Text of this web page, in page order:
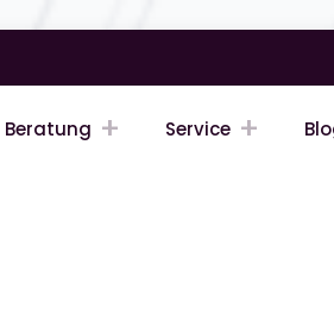
Beratung Service